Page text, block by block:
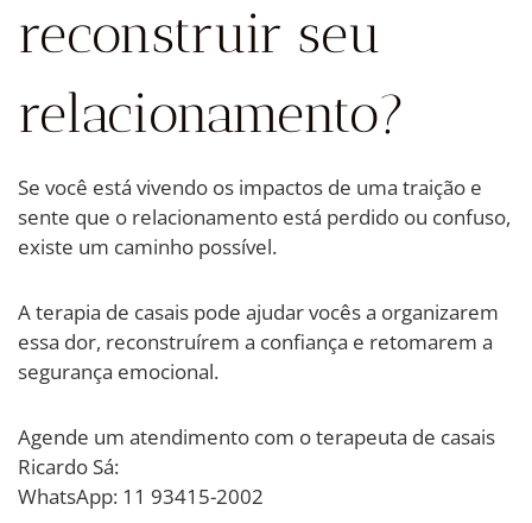
reconstruir seu
relacionamento?
Se você está vivendo os impactos de uma traição e
sente que o relacionamento está perdido ou confuso,
existe um caminho possível.
A terapia de casais pode ajudar vocês a organizarem
essa dor, reconstruírem a confiança e retomarem a
segurança emocional.
Agende um atendimento com o terapeuta de casais
Ricardo Sá:
WhatsApp: 11 93415-2002